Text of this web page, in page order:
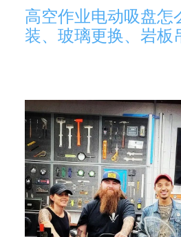
高空作业电动吸盘怎
装、玻璃更换、岩板